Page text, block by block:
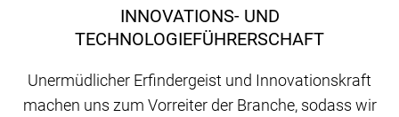
INNOVATIONS- UND
TECHNOLOGIEFÜHRERSCHAFT
Unermüdlicher Erfindergeist und Innovationskraft
machen uns zum Vorreiter der Branche, sodass wir